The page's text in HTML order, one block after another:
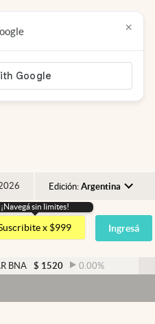
Edición: Argentina
Argentina
España
USA
¡Navegá sin limites!
x $999 Ingresá
0.00%
×